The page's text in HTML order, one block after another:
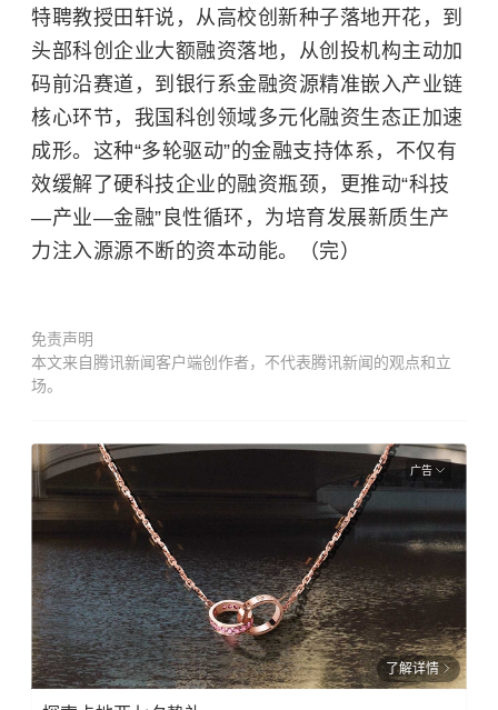
特聘教授田轩说，从高校创新种子落地开花，到
头部科创企业大额融资落地，从创投机构主动加
码前沿赛道，到银行系金融资源精准嵌入产业链
核心环节，我国科创领域多元化融资生态正加速
成形。这种“多轮驱动”的金融支持体系，不仅有
效缓解了硬科技企业的融资瓶颈，更推动“科技
—产业—金融”良性循环，为培育发展新质生产
力注入源源不断的资本动能。（完）
免责声明
本文来自腾讯新闻客户端创作者，不代表腾讯新闻的观点和立
场。
广告
了解详情